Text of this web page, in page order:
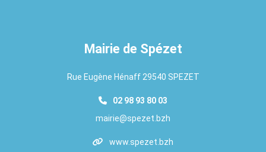
Mairie de Spézet
Rue Eugène Hénaff 29540 SPEZET
02 98 93 80 03
mairie@spezet.bzh
www.spezet.bzh